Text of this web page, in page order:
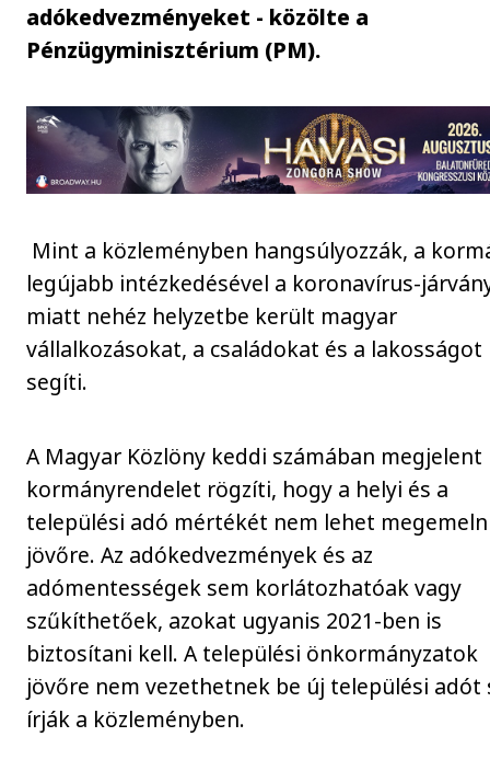
adókedvezményeket - közölte a
Pénzügyminisztérium (PM).
Mint a közleményben hangsúlyozzák, a
legújabb intézkedésével a koronavírus-
miatt nehéz helyzetbe került magyar
vállalkozásokat, a családokat és a lakosságot
segíti.
A Magyar Közlöny keddi számában megjelent
kormányrendelet rögzíti, hogy a helyi és a
települési adó mértékét nem lehet
jövőre. Az adókedvezmények és az
adómentességek sem korlátozhatóak vagy
szűkíthetőek, azokat ugyanis 2021-ben is
biztosítani kell. A települési önkormányzatok
jövőre nem vezethetnek be új települési adót
írják a közleményben.